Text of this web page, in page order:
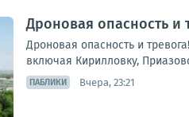
Дроновая опасность и
Дроновая опасность и
включая Кирилловку,
ПАБЛИКИ Вчера, 23:21